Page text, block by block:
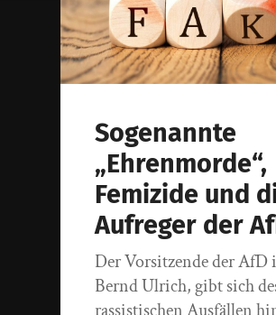
Sogenannte
„Ehrenmorde“,
Femizide und
Aufreger der
Der Vorsitzende der AfD
Bernd Ulrich, gibt sich